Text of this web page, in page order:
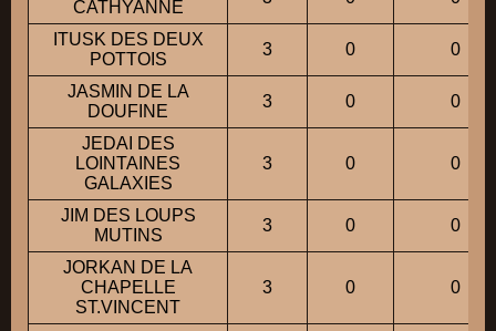
CATHYANNE
ITUSK DES DEUX
POTTOIS
3 0 0
JASMIN DE LA
DOUFINE
3 0 0
JEDAI DES
LOINTAINES
GALAXIES
3 0 0
JIM DES LOUPS
MUTINS
3 0 0
JORKAN DE LA
CHAPELLE
ST.VINCENT
3 0 0